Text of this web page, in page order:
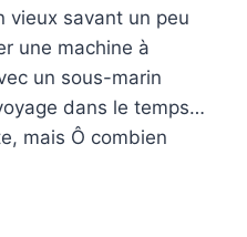
vieux savant un peu
une machine à
un sous-marin
dans le temps…
mais Ô combien